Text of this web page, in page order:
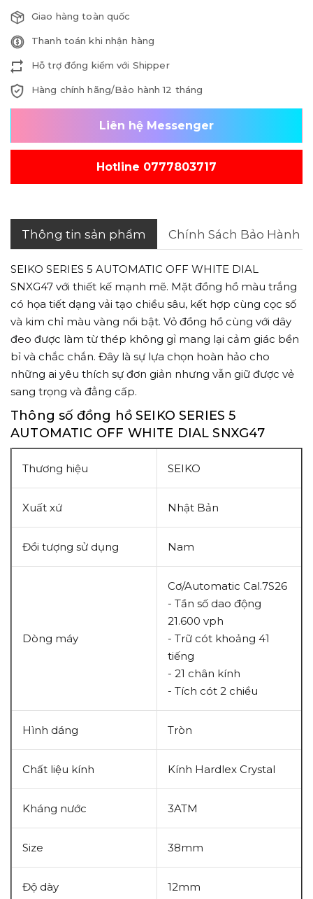
Giao hàng toàn quốc
Thanh toán khi nhận hàng
Hỗ trợ đồng kiểm với Shipper
Hàng chính hãng/Bảo hành 12 tháng
Liên hệ Messenger
Hotline 0777803717
Thông tin sản phẩm Chính Sách Bảo Hành
SEIKO SERIES 5 AUTOMATIC OFF WHITE DIAL
SNXG47 với thiết kế mạnh mẽ. Mặt đồng hồ màu trắng
có họa tiết dạng vải tạo chiều sâu, kết hợp cùng cọc số
và kim chỉ màu vàng nổi bật. Vỏ đồng hồ cùng với dây
đeo được làm từ thép không gỉ mang lại cảm giác bền
bỉ và chắc chắn. Đây là sự lựa chọn hoàn hảo cho
những ai yêu thích sự đơn giản nhưng vẫn giữ được vẻ
sang trọng và đẳng cấp.
Thông số đồng hồ SEIKO SERIES 5
AUTOMATIC OFF WHITE DIAL SNXG47
Thương hiệu SEIKO
Xuất xứ Nhật Bản
Đồi tượng sử dụng Nam
Dòng máy
Cơ/Automatic Cal.7S26
- Tần số dao động
21.600 vph
- Trữ cót khoảng 41
tiếng
- 21 chân kính
- Tích cót 2 chiều
Hình dáng Tròn
Chất liệu kính Kính Hardlex Crystal
Kháng nước 3ATM
Size 38mm
Độ dày 12mm